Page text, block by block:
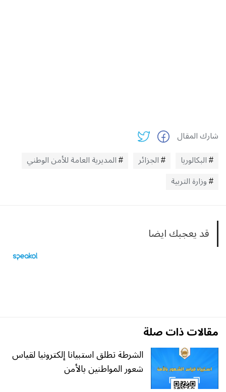
شارك المقال
البكالوريا
الجزائر
المديرية العامة للأمن الوطني
وزارة التربية
قد يعجبك ايضا
مقالات ذات صلة
الشرطة تطلق استبيانا إلكترونيا لقياس
شعور المواطنين بالأمن